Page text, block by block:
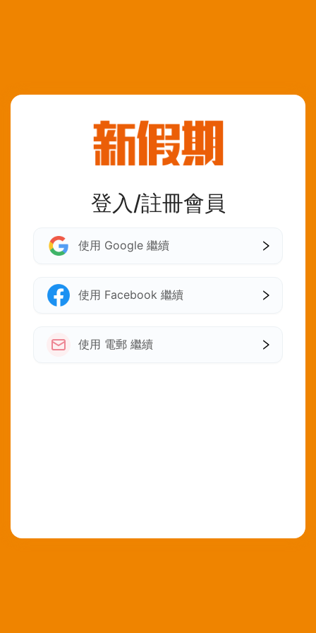
登入/註冊會員
使用 Google 繼續
使用 Facebook 繼續
使用 電郵 繼續